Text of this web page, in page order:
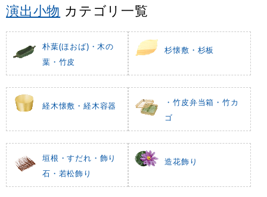
演出小物 カテゴリ一覧
朴葉(ほおば)・木の
葉・竹皮
杉懐敷・杉板
経木懐敷・経木容器
・竹皮弁当箱・竹カ
ゴ
垣根・すだれ・飾り
石・若松飾り
造花飾り